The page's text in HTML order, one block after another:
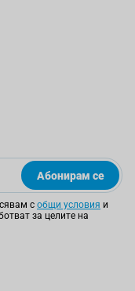
Абонирам се
с общи условия и
за целите на